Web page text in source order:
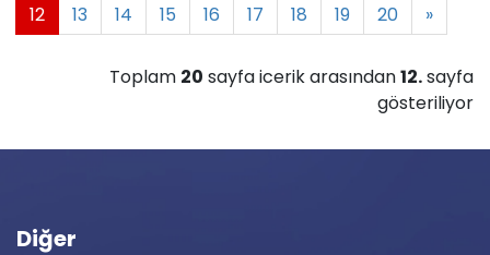
12
13 14 15 16 17 18 19 20 »
Toplam 20 sayfa icerik arasından12.sayfa
gösteriliyor
Diğer